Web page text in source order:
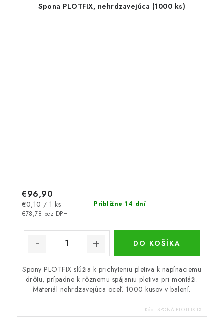
Spona PLOTFIX, nehrdzavejúca (1000 ks)
Približne 14 dní
€78,78 bez DPH
€96,90
Jednotková
cena:
€0,10 / 1 ks
DO KOŠÍKA
Spony PLOTFIX slúžia k prichyteniu pletiva k napínaciemu
drôtu, prípadne k rôznemu spájaniu pletiva pri montáži.
Materiál nehrdzavejúca oceľ. 1000 kusov v balení.
Kód: SPONA-PLOTFIX-IX